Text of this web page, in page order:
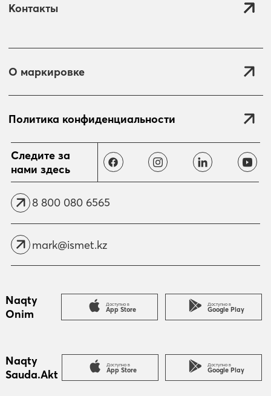
Контакты
О маркировке
Политика конфиденциальности
Naqty
Onim
Доступно в
App Store
Доступно в
Google Play
Naqty
Sauda.Akt
Доступно в
App Store
Доступно в
Google Play
Следите за
нами здесь
8 800 080 6565
mark@ismet.kz